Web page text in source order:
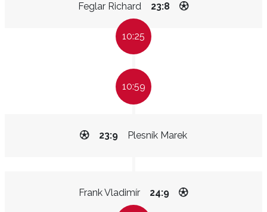
Feglar Richard 23:8
10:25
10:59
Plesník Marek
23:9
Frank Vladimír 24:9